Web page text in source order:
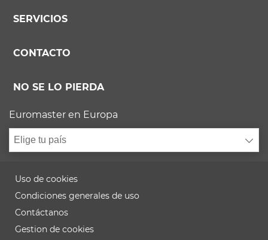
SERVICIOS
CONTACTO
NO SE LO PIERDA
Euromaster en Europa
Elige tu país
Uso de cookies
Condiciones generales de uso
Contáctanos
Gestion de cookies